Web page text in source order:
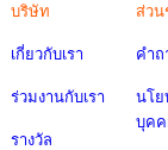
บริษัท
เกี่ยวกับเรา
ร่วมงานกับเรา
รางวัล
ส่วน
คำ
นโย
บุคค